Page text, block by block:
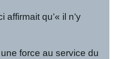
qu’« il n’y
force au service du